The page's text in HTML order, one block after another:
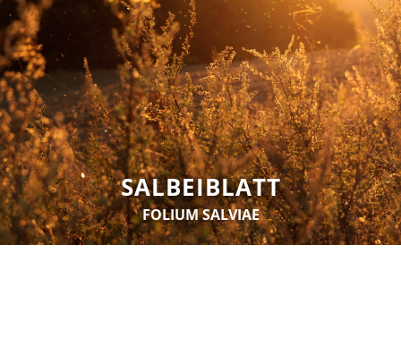
SALBEIBLATT
FOLIUM SALVIAE